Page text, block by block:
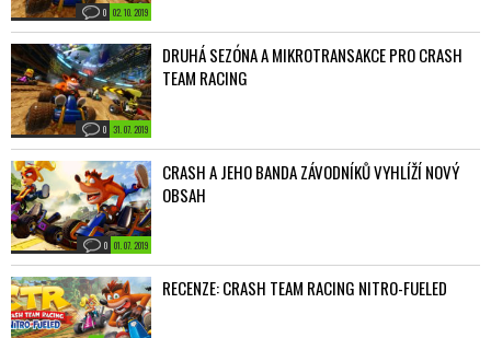
02. 10. 2019
0
31. 07. 2019
0
DRUHÁ SEZÓNA A MIKROTRANSAKCE PRO CRASH
TEAM RACING
01. 07. 2019
0
CRASH A JEHO BANDA ZÁVODNÍKŮ VYHLÍŽÍ NOVÝ
OBSAH
RECENZE: CRASH TEAM RACING NITRO-FUELED